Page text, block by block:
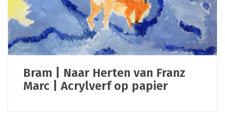
Bram | Naar Herten van Franz
Marc | Acrylverf op papier